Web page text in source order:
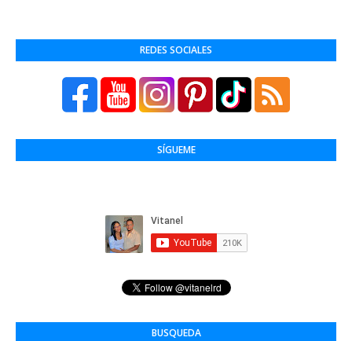
REDES SOCIALES
SÍGUEME
BUSQUEDA